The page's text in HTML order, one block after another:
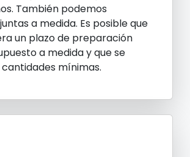
También podemos
a medida. Es posible que
un plazo de preparación
a medida y que se
mínimas.